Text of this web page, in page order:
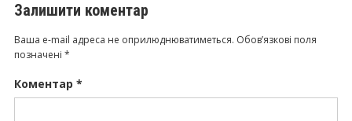
Залишити коментар
Ваша e-mail адреса не оприлюднюватиметься. Обов’язкові поля
позначені *
Коментар *